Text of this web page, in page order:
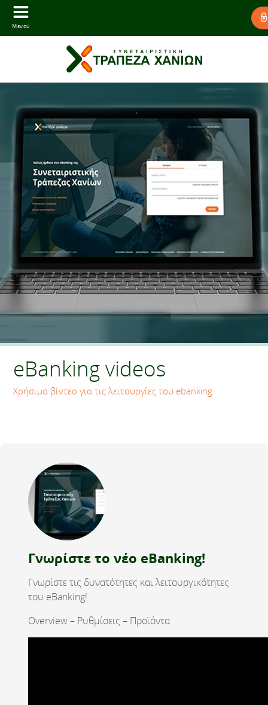
Μενού
eBanking videos
Χρήσιμα βίντεο για τις λειτουργίες του ebanking
Γνωρίστε το νέο eBanking!
Γνωρίστε τις δυνατότητες και λειτουργικότητες
του eBanking!
Overview – Ρυθμίσεις – Προϊόντα